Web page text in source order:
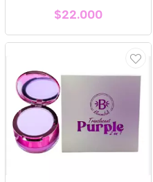
$22.000